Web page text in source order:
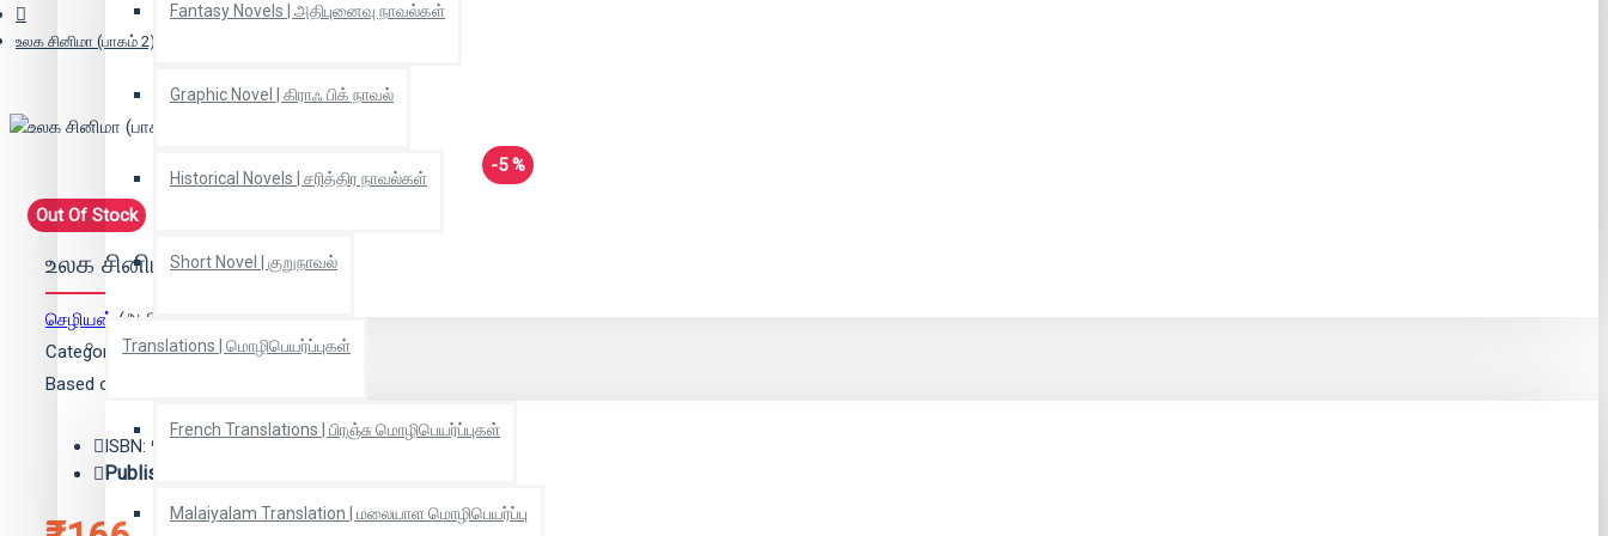
Fantasy Novels | அதிபுனைவு நாவல்கள்
Graphic Novel | கிராஃ பிக் நாவல்
Historical Novels | சரித்திர நாவல்கள்
Short Novel | குறுநாவல்
Translations | மொழிபெயர்ப்புகள்
French Translations | பிரஞ்சு மொழிபெயர்ப்புகள்
Malaiyalam Translation | மலையாள மொழிபெயர்ப்பு
உலக சினிமா (பாகம் 2)
-5 %
Out Of Stock
உலக சினிமா (பாகம் 2)
செழியன் (ஆசிரியர்)
Categories:Cinema | சினிமா
Based on 0 reviews.
ISBN: 9788189936884
Publisher: